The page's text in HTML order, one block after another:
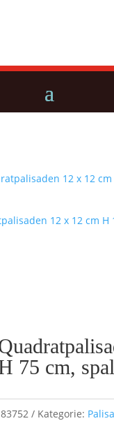
12 x 12 cm
12 x 12 cm H
75 cm,
83752 Kategorie: